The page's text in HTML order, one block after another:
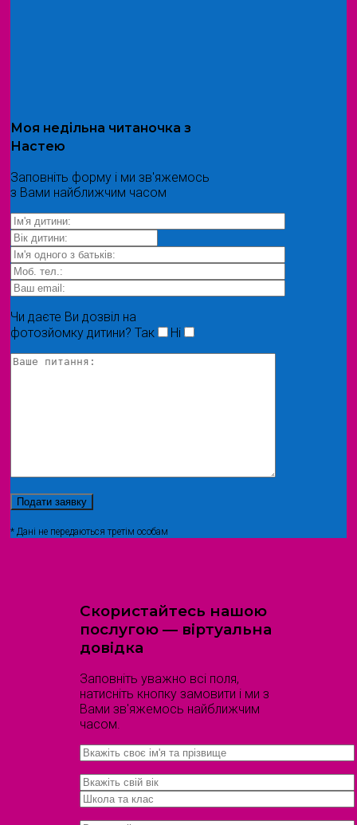
Моя недільна читаночка з
Настею
Заповніть форму і ми зв'яжемось
з Вами найближчим часом
Чи даєте Ви дозвіл на
фотозйомку дитини? Так Ні
* Дані не передаються третім особам
Скористайтесь нашою
послугою — віртуальна
довідка
Заповніть уважно всі поля,
натисніть кнопку замовити і ми з
Вами зв'яжемось найближчим
часом.